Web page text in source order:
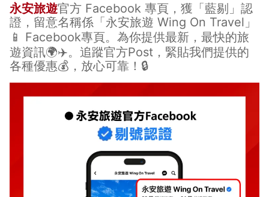
永安旅遊官方 Facebook 專頁，獲「藍剔」認
證，留意名稱係「永安旅遊 Wing On Travel」
📱 Facebook專頁。為你提供最新，最快的旅
遊資訊🌍✈️。追蹤官方Post，緊貼我們提供的
各種優惠💰，放心可靠！🔒